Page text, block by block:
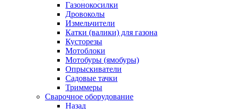
Газонокосилки
Дровоколы
Измельчители
Катки (валики) для газона
Кусторезы
Мотоблоки
Мотобуры (ямобуры)
Опрыскиватели
Садовые тачки
Триммеры
Сварочное оборудование
Назад